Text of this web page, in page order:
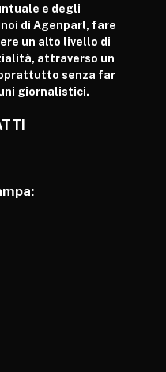
e degli
di Agenparl, fare
un alto livello di
attraverso un
senza far
giornalistici.